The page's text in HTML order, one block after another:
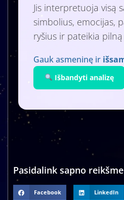
Jis interpretuoja visą
simbolius, emocijas,
ryšius ir pateikia
Gauk asmeninę ir
Išbandyti analizę
Pasidalink sapno reikšme
Facebook LinkedIn